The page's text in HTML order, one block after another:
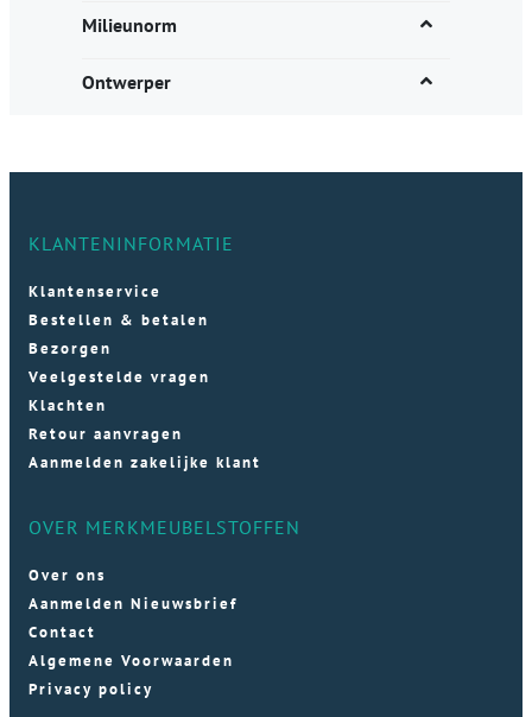
Milieunorm
Ontwerper
KLANTENINFORMATIE
Klantenservice
Bestellen & betalen
Bezorgen
Veelgestelde vragen
Klachten
Retour aanvragen
Aanmelden zakelijke klant
OVER MERKMEUBELSTOFFEN
Over ons
Aanmelden Nieuwsbrief
Contact
Algemene Voorwaarden
Privacy policy